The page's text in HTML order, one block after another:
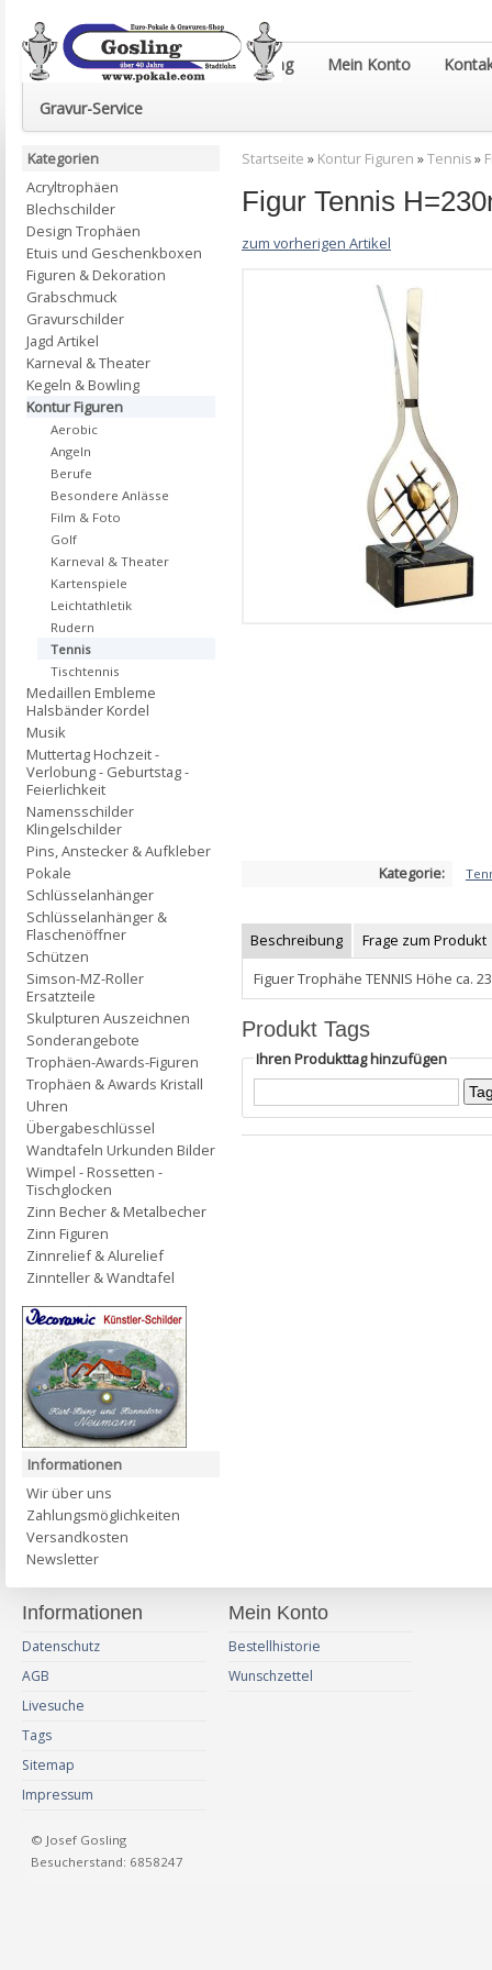
Euro-Pokale & Gravur-Shop Gosling Mein Konto
Gravur-Service
Startseite » Kontur Figuren »Tennis»
Figur Tennis
zum vorherigen Artikel
Kategorie:
Beschreibung
Frage zum Produkt
Figuer Trophähe TENNIS Höhe ca.
Produkt Tags
Ihren Produkttag hinzufügen
Kategorien
Acryltrophäen
Blechschilder
Design Trophäen
Etuis und Geschenkboxen
Figuren & Dekoration
Grabschmuck
Gravurschilder
Jagd Artikel
Karneval & Theater
Kegeln & Bowling
Kontur Figuren
Aerobic
Angeln
Berufe
Besondere Anlässe
Film & Foto
Golf
Karneval & Theater
Kartenspiele
Leichtathletik
Rudern
Tennis
Tischtennis
Medaillen Embleme
Halsbänder Kordel
Musik
Muttertag Hochzeit -
Verlobung - Geburtstag -
Feierlichkeit
Namensschilder
Klingelschilder
Pins, Anstecker & Aufkleber
Pokale
Schlüsselanhänger
Schlüsselanhänger &
Flaschenöffner
Schützen
Simson-MZ-Roller
Ersatzteile
Skulpturen Auszeichnen
Sonderangebote
Trophäen-Awards-Figuren
Trophäen & Awards Kristall
Uhren
Übergabeschlüssel
Wandtafeln Urkunden Bilder
Wimpel - Rossetten -
Tischglocken
Zinn Becher & Metalbecher
Zinn Figuren
Zinnrelief & Alurelief
Zinnteller & Wandtafel
Informationen
Wir über uns
Zahlungsmöglichkeiten
Versandkosten
Newsletter
Informationen
Datenschutz
AGB
Livesuche
Tags
Sitemap
Impressum
Mein Konto
Bestellhistorie
Wunschzettel
© Josef Gosling
Besucherstand: 6858247